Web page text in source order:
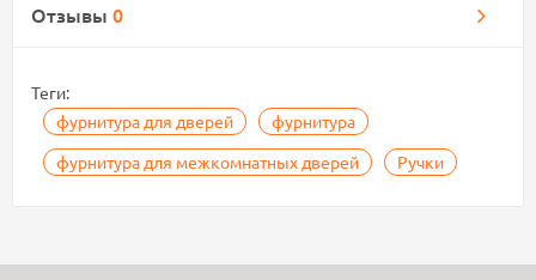
Отзывы 0
Теги:
фурнитура для дверей
фурнитура
фурнитура для межкомнатных дверей
Ручки